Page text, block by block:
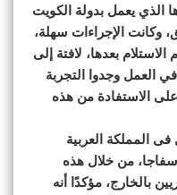
الذي يعمل بدولة الكويت
وكانت الإجراءات سهلة،
بعدها، لافتة إلى
العمل وجدوا التجربة
الاستفادة من هذه
المملكة العربية
سفاجا، من خلال هذه
بالخارج، مؤكدًا أنه